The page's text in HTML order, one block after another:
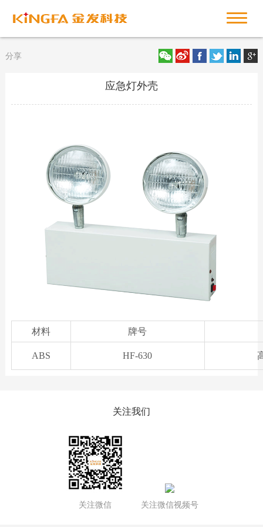
分享
应急灯外壳
材料 牌号
ABS HF-630
关注我们
关注微信 关注微信视频号